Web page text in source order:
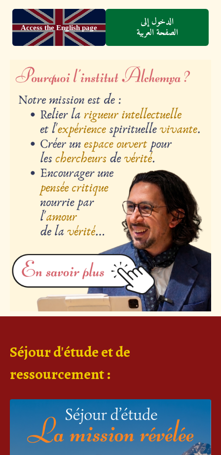
Access the English page الدخول إلى
الصفحة العربية
Séjour d'étude et de
ressourcement :